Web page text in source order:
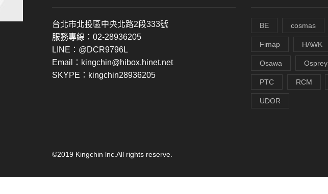
台北市北投區中央北路2段333號
服務專線：02-28936205
LINE：@DCR9796L
Email：kingchin@hibox.hinet.net
SKYPE：kingchin28936205
BE cosmas
Fimap HAWK
Osawa Osprey
PTC RCM
UDOR
©2019 Kingchin lnc.All rights reserve.